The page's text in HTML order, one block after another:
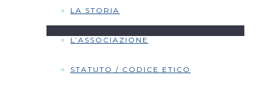
LA STORIA
L’ASSOCIAZIONE
STATUTO / CODICE ETICO